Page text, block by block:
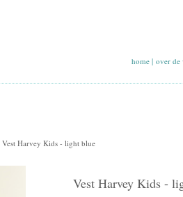
home | over de
Vest Harvey Kids - light blue
Vest Harvey Kids -